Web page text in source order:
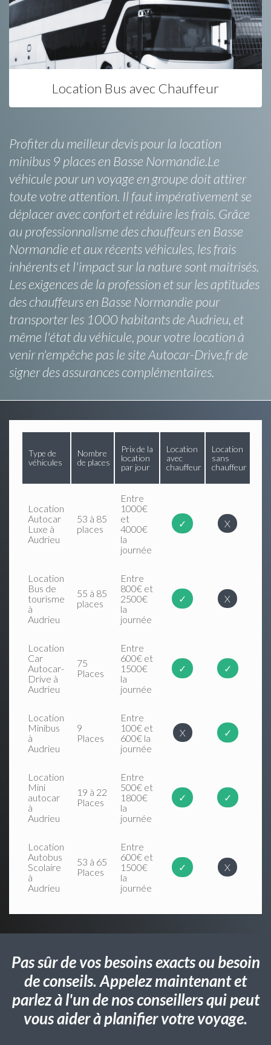
Location Bus avec Chauffeur
Profiter du meilleur devis pour la location
minibus 9 places en Basse Normandie.Le
véhicule pour un voyage en groupe doit attirer
toute votre attention. Il faut impérativement se
déplacer avec confort et réduire les frais. Grâce
au professionnalisme des chauffeurs en Basse
Normandie et aux récents véhicules, les frais
inhérents et l'impact sur la nature sont maitrisés.
Les exigences de la profession et sur les aptitudes
des chauffeurs en Basse Normandie pour
transporter les 1000 habitants de Audrieu, et
même l'état du véhicule, pour votre location à
venir n'empêche pas le site Autocar-Drive.fr de
signer des assurances complémentaires.
Type de
véhicules
Nombre
de places
Prix de la
location
par jour
Location
avec
chauffeur
Location
sans
chauffeur
Location
Autocar
Luxe à
Audrieu
53 à 85
places
Entre
1000€
et
4000€
la
journée
✓ X
Location
Bus de
tourisme
à
Audrieu
55 à 85
places
Entre
800€ et
2500€
la
journée
✓ X
Location
Car
Autocar-
Drive à
Audrieu
75
Places
Entre
600€ et
1500€
la
journée
✓ ✓
Location
Minibus
à
Audrieu
9
Places
Entre
100€ et
600€ la
journée
X ✓
Location
Mini
autocar
à
Audrieu
19 à 22
Places
Entre
500€ et
1800€
la
journée
✓ ✓
Location
Autobus
Scolaire
à
Audrieu
53 à 65
Places
Entre
600€ et
1500€
la
journée
✓ X
Pas sûr de vos besoins exacts ou besoin
de conseils. Appelez maintenant et
parlez à l'un de nos conseillers qui peut
vous aider à planifier votre voyage.